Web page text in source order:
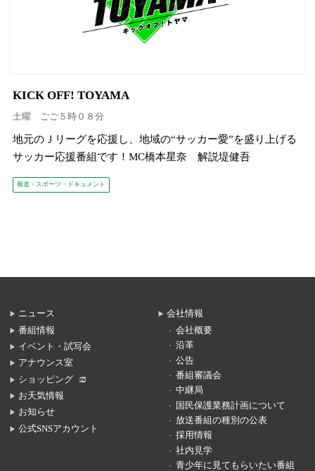
KICK OFF! TOYAMA
土曜 ごご５時０８分
地元のＪリーグを応援し、地域の“サッカー愛”を盛り上げる
サッカー応援番組です！MC橋本星奈 解説堤健吾
報道・スポーツ・ドキュメント
ニュース
番組情報
イベント・試写会
アナウンス室
ショッピング
お天気情報
お知らせ
公式SNSアカウント
会社情報
会社概要
沿革
公告
番組審議会
中継局
国民保護業務計画について
放送番組の種別の公表
採用情報
社内見学
青少年に見てもらいたい番組